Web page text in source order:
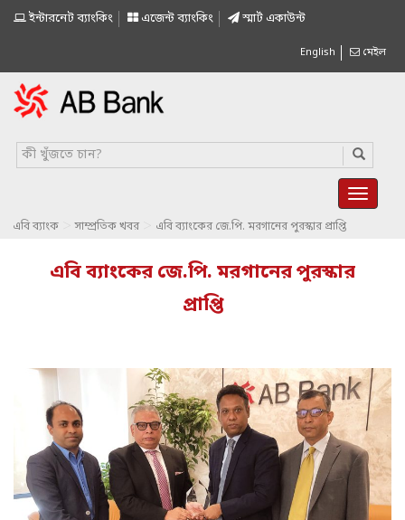
ইন্টারনেট ব্যাংকিং এজেন্ট ব্যাংকিং স্মাৰ্ট একাউন্ট
English মেইল
এবি ব্যাংক সাম্প্রতিক খবর এবি ব্যাংকের জে.পি. মরগানের পুরস্কার প্রাপ্তি
এবি ব্যাংকের জে.পি. মরগানের পুরস্কার
প্রাপ্তি